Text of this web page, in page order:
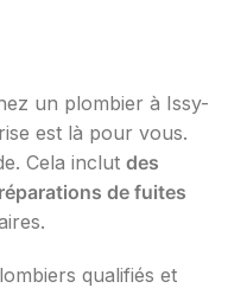
un plombier à Issy-
est là pour vous.
Cela inclut des
de fuites
qualifiés et